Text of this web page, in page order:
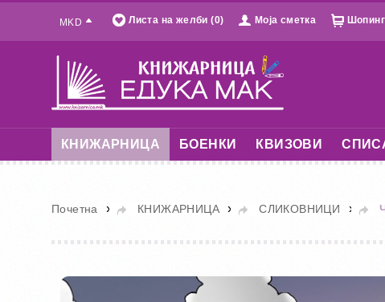
MKD Листа на желби (0) Моја сметка
КНИЖАРНИЦА БОЕНКИ КВИЗОВИ
Почетна » КНИЖАРНИЦА » СЛИКОВНИЦИ »